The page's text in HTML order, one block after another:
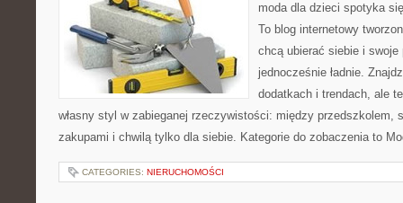
moda dla dzieci spotyka
To blog internetowy
chcą ubierać siebie i
jednocześnie ładnie.
dodatkach i trendach, ale
własny styl w zabieganej rzeczywistości: między przedszkolem,
zakupami i chwilą tylko dla siebie. Kategorie do zobaczenia to
CATEGORIES: NIERUCHOMOŚCI